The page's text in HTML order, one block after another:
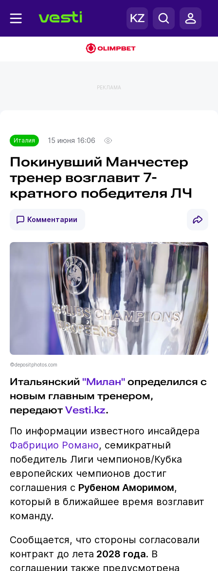
РЕКЛАМА
Италия 15 июня 16:06
Покинувший Манчестер
тренер возглавит 7-
кратного победителя ЛЧ
Комментарии
©depositphotos.com
Итальянский "Милан"определился с
новым главным тренером,
передают Vesti.kz.
По информации известного инсайдера
Фабрицио Романо, семикратный
победитель Лиги чемпионов/Кубка
европейских чемпионов достиг
соглашения с Рубеном Аморимом,
который в ближайшее время возглавит
команду.
Сообщается, что стороны согласовали
контракт до лета 2028 года. В
соглашении также предусмотрена